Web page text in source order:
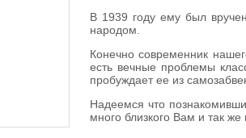
В 1939 году ему был
народом.
Конечно современник
есть вечные проблемы
пробуждает ее из
Надеемся что
много близкого Вам и так